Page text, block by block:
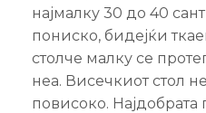
најмалку 30 до 40
пониско, бидејќи
столче малку се
неа. Висечкиот стол
повисоко.